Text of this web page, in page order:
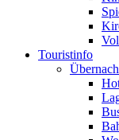
Touristinfo